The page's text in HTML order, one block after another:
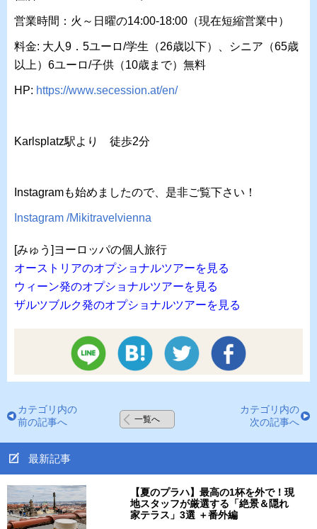
営業時間：火～日曜の14:00-18:00（現在短縮営業中）
料金: 大人9．5ユーロ/学生（26歳以下）、シニア（65歳
以上）6ユーロ/子供（10歳まで）無料
HP: https://www.secession.at/en/
Karlsplatz駅より 徒歩2分
Instagramも始めましたので、是非ご覧下さい！
Instagram /Mikitravelvienna
[みゅう]ヨーロッパの個人旅行
オーストリアのオプショナルツアーを見る
ウィーン発のオプショナルツアーを見る
ザルツブルク発のオプショナルツアーを見る
カテゴリ内の
前の記事へ
一覧へ
カテゴリ内の
次の記事へ
最新記事
【夏のプラハ】最高の1杯を外で！現
地スタッフが厳選する「絶景＆隠れ
家テラス」3選 ＋番外編